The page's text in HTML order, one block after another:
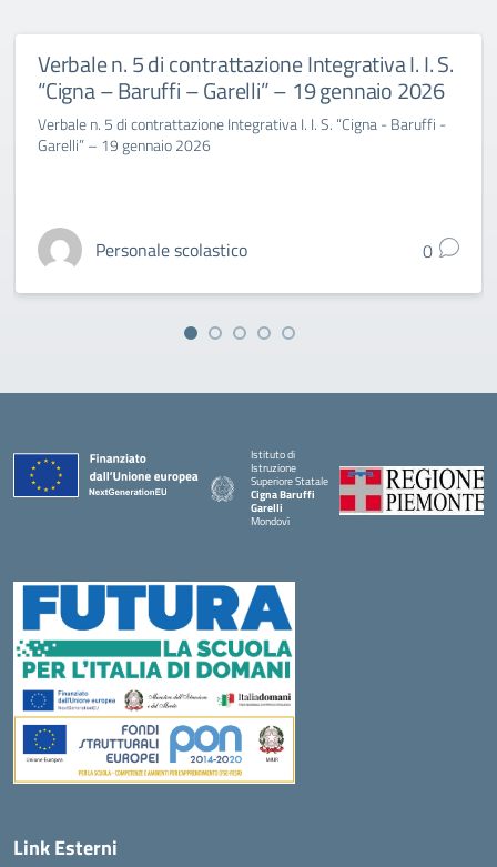
Verbale n. 5 di contrattazione Integrativa I. I. S.
“Cigna – Baruffi – Garelli” – 19 gennaio 2026
Verbale n. 5 di contrattazione Integrativa I. I. S. “Cigna - Baruffi -
Garelli” – 19 gennaio 2026
Personale scolastico 0
Istituto di
Istruzione
Superiore Statale
Cigna Baruffi
Garelli
Mondovì
Link Esterni